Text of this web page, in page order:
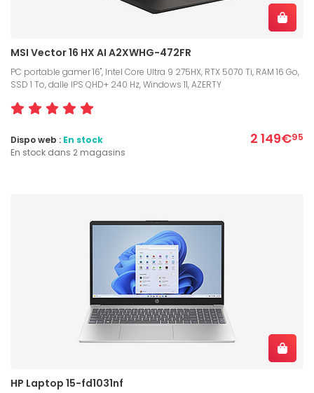
MSI Vector 16 HX AI A2XWHG-472FR
PC portable gamer 16", Intel Core Ultra 9 275HX, RTX 5070 Ti, RAM 16 Go,
SSD 1 To, dalle IPS QHD+ 240 Hz, Windows 11, AZERTY
2 149€95
Dispo web : En stock
En stock dans 2 magasins
HP Laptop 15-fd1031nf